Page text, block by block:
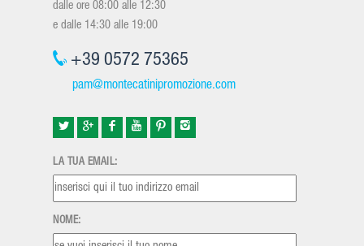
dalle ore 08:00 alle 12:30
e dalle 14:30 alle 19:00
+39 0572 75365
pam@montecatinipromozione.com
LA TUA EMAIL:
NOME: